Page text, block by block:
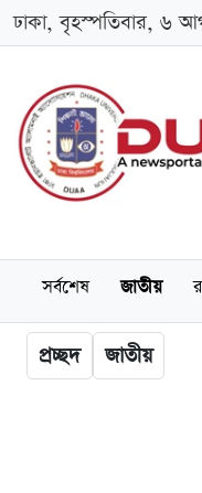
ঢাকা, বৃহস্পতিবার, ৬
সর্বশেষ জাতীয়
প্রচ্ছদ জাতীয়